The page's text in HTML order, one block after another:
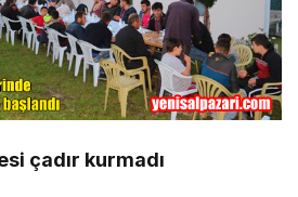
çadır kurmadı